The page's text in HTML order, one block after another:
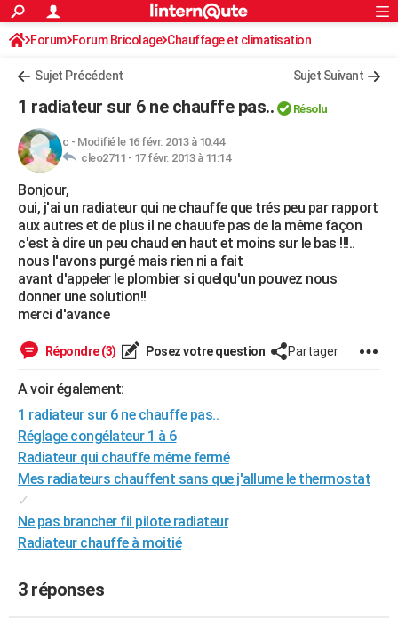
ACTUALITÉS
Politique
Société
Faits Divers
Education
Monde
Villes
+
FINANCE
Retraite
Impôts
Epargne
Immobilier
Risques naturels par ville
Banque
Assurance
Crédit
AUTO
Essais
Réserver un essai
Citadines
Berlines
SUV
Forum auto
+HIGH-TECH
Mobiles
Meilleur smartphone
Internet
Ordinateurs
Jeux vidéo
Guide high-tech
+BRICOLAGE
Forum
Aménagement intérieur
Extérieur
Cuisine
Salle de bains
Jardinage
Rangement
WEEK-END
Guides de France
Escapades
Patrimoine
Expositions
Musées
Week-end nature
LIFESTYLE
Art de vivre
Bien-être
Loisirs
Mode
Modes de vie
SANTE
VOYAGE
Destinations
City break
Voyage nature
Voyage de noces
Forum
Climat
+PHOTO
GUIDES D'ACHAT
CARTE DE VOEUX
Dictionnaire
Biographies
Citations
Expressions
Proverbes
PROGRAMME TV
Rechercher
S'inscrire
Connexion
Forum Forum Bricolage Chauffage et climatisation
Sujet Précédent Sujet Suivant
1 radiateur sur 6 ne chauffe pas.. Résolu
c - Modifié le 16 févr. 2013 à 10:44
cleo2711 - 17 févr. 2013 à 11:14
Bonjour,
oui, j'ai un radiateur qui ne chauffe que trés peu par rapport
aux autres et de plus il ne chauufe pas de la même façon
c'est à dire un peu chaud en haut et moins sur le bas !!!..
nous l'avons purgé mais rien ni a fait
avant d'appeler le plombier si quelqu'un pouvez nous
donner une solution!!
merci d'avance
Répondre (3) Posez votre question Partager
A voir également:
1 radiateur sur 6 ne chauffe pas..
Réglage congélateur 1 à 6
Radiateur qui chauffe même fermé
Mes radiateurs chauffent sans que j'allume le thermostat
✓
Ne pas brancher fil pilote radiateur
Radiateur chauffe à moitié
3 réponses